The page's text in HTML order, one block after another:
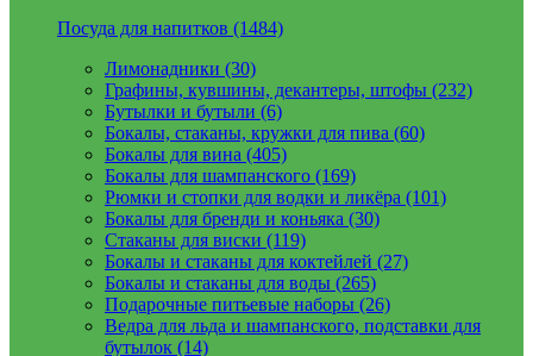
Посуда для напитков (1484)
Лимонадники (30)
Графины, кувшины, декантеры, штофы (232)
Бутылки и бутыли (6)
Бокалы, стаканы, кружки для пива (60)
Бокалы для вина (405)
Бокалы для шампанского (169)
Рюмки и стопки для водки и ликёра (101)
Бокалы для бренди и коньяка (30)
Стаканы для виски (119)
Бокалы и стаканы для коктейлей (27)
Бокалы и стаканы для воды (265)
Подарочные питьевые наборы (26)
Ведра для льда и шампанского, подставки для
бутылок (14)